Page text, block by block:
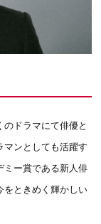
のドラマにて俳優と
マンとしても活躍す
ミー賞である新人俳
をときめく輝かしい